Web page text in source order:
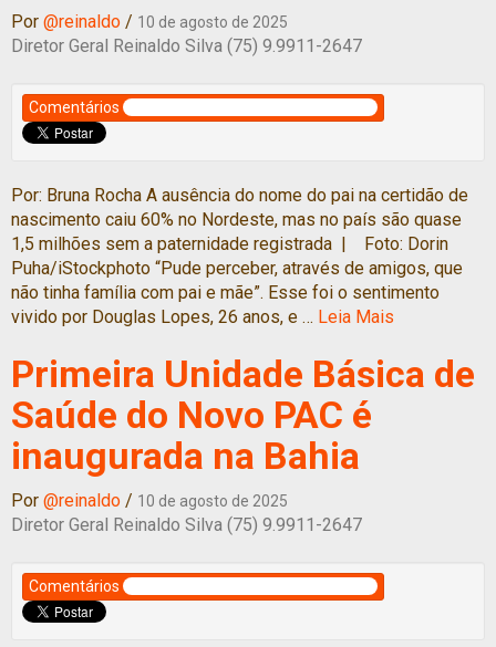
Por @reinaldo / 10 de agosto de 2025
Diretor Geral Reinaldo Silva (75) 9.9911-2647
Comentários
Por: Bruna Rocha A ausência do nome do pai na certidão de
nascimento caiu 60% no Nordeste, mas no país são quase
1,5 milhões sem a paternidade registrada | Foto: Dorin
Puha/iStockphoto “Pude perceber, através de amigos, que
não tinha família com pai e mãe”. Esse foi o sentimento
vivido por Douglas Lopes, 26 anos, e … Leia Mais
Primeira Unidade Básica de
Saúde do Novo PAC é
inaugurada na Bahia
Por @reinaldo / 10 de agosto de 2025
Diretor Geral Reinaldo Silva (75) 9.9911-2647
Comentários